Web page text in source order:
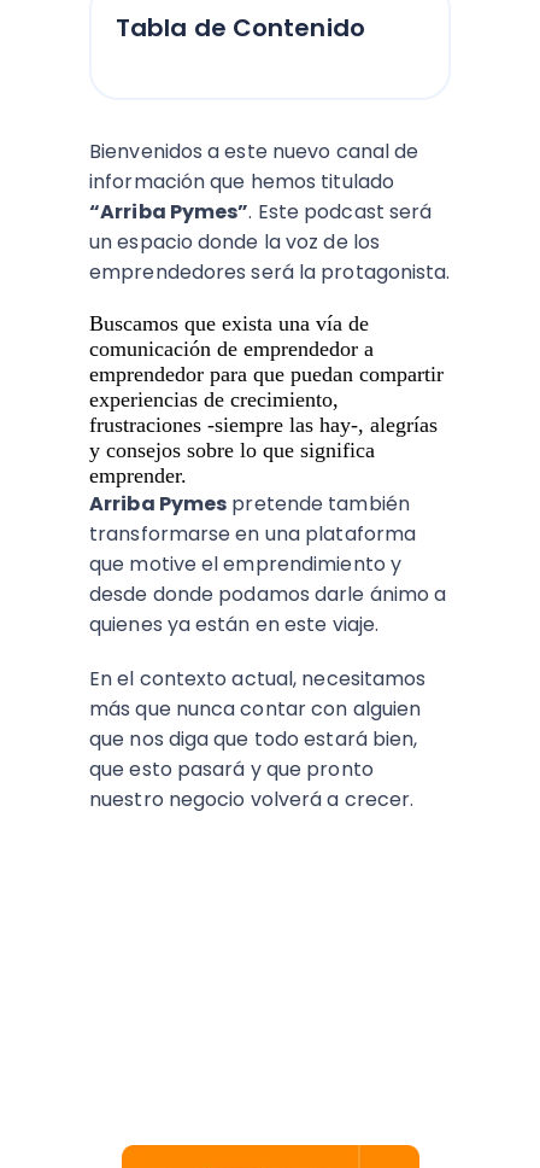
Tabla de Contenido
Bienvenidos a este nuevo canal de
información que hemos titulado
“Arriba Pymes”. Este podcast será
un espacio donde la voz de los
emprendedores será la protagonista.
Buscamos que exista una vía de
comunicación de emprendedor a
emprendedor para que puedan compartir
experiencias de crecimiento,
frustraciones -siempre las hay-, alegrías
y consejos sobre lo que significa
emprender.
Arriba Pymes pretende también
transformarse en una plataforma
que motive el emprendimiento y
desde donde podamos darle ánimo a
quienes ya están en este viaje.
En el contexto actual, necesitamos
más que nunca contar con alguien
que nos diga que todo estará bien,
que esto pasará y que pronto
nuestro negocio volverá a crecer.